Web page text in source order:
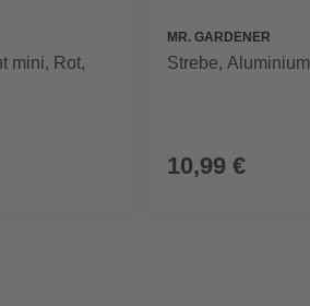
mini, Rot,
MR. GARDENER
Strebe, Aluminium
10,99 €